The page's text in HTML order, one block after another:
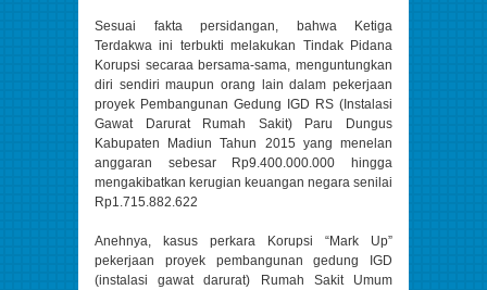
Sesuai fakta persidangan, bahwa Ketiga
Terdakwa ini terbukti melakukan Tindak Pidana
Korupsi secaraa bersama-sama, menguntungkan
diri sendiri maupun orang lain dalam pekerjaan
proyek Pembangunan Gedung IGD RS (Instalasi
Gawat Darurat Rumah Sakit) Paru Dungus
Kabupaten Madiun Tahun 2015 yang menelan
anggaran sebesar Rp9.400.000.000 hingga
mengakibatkan kerugian keuangan negara senilai
Rp1.715.882.622
Anehnya, kasus perkara Korupsi “Mark Up”
pekerjaan proyek pembangunan gedung IGD
(instalasi gawat darurat) Rumah Sakit Umum